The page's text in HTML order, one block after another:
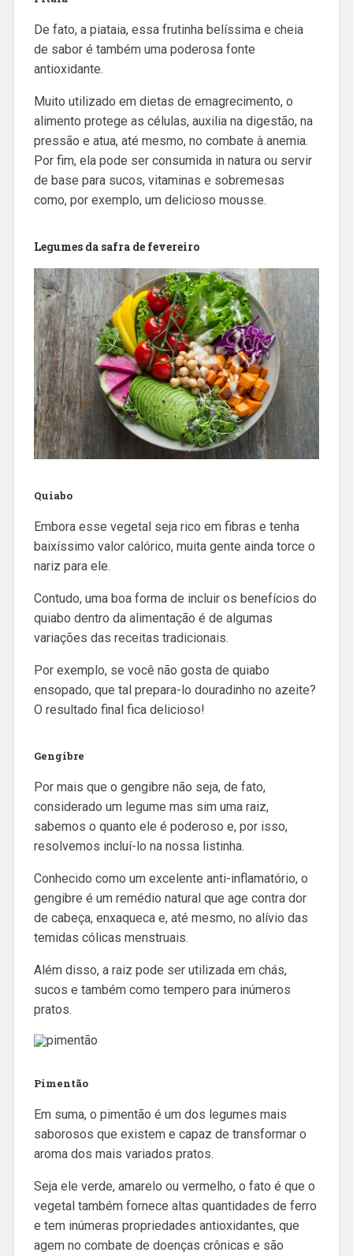
De fato, a piataia, essa frutinha belíssima e cheia
de sabor é também uma poderosa fonte
antioxidante.
Muito utilizado em dietas de emagrecimento, o
alimento protege as células, auxilia na digestão, na
pressão e atua, até mesmo, no combate à anemia.
Por fim, ela pode ser consumida in natura ou servir
de base para sucos, vitaminas e sobremesas
como, por exemplo, um delicioso mousse.
Legumes da safra de fevereiro
Quiabo
Embora esse vegetal seja rico em fibras e tenha
baixíssimo valor calórico, muita gente ainda torce o
nariz para ele.
Contudo, uma boa forma de incluir os benefícios do
quiabo dentro da alimentação é de algumas
variações das receitas tradicionais.
Por exemplo, se você não gosta de quiabo
ensopado, que tal prepara-lo douradinho no azeite?
O resultado final fica delicioso!
Gengibre
Por mais que o gengibre não seja, de fato,
considerado um legume mas sim uma raiz,
sabemos o quanto ele é poderoso e, por isso,
resolvemos incluí-lo na nossa listinha.
Conhecido como um excelente anti-inflamatório, o
gengibre é um remédio natural que age contra dor
de cabeça, enxaqueca e, até mesmo, no alívio das
temidas cólicas menstruais.
Além disso, a raiz pode ser utilizada em chás,
sucos e também como tempero para inúmeros
pratos.
Pimentão
Em suma, o pimentão é um dos legumes mais
saborosos que existem e capaz de transformar o
aroma dos mais variados pratos.
Seja ele verde, amarelo ou vermelho, o fato é que o
vegetal também fornece altas quantidades de ferro
e tem inúmeras propriedades antioxidantes, que
agem no combate de doenças crônicas e são